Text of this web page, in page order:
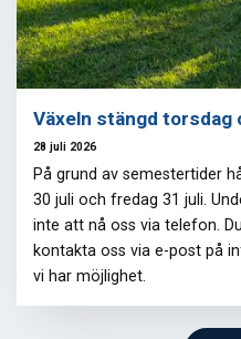
Växeln stängd torsdag
28 juli 2026
På grund av semestertider
30 juli och fredag 31 juli.
inte att nå oss via telefon.
kontakta oss via e-post på
vi har möjlighet.